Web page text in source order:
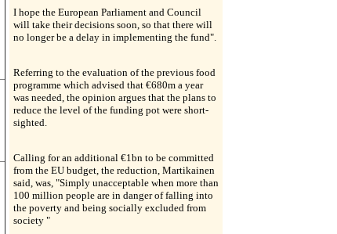
I hope the European Parliament and Council
will take their decisions soon, so that there will
no longer be a delay in implementing the fund".
Referring to the evaluation of the previous food
programme which advised that €680m a year
was needed, the opinion argues that the plans to
reduce the level of the funding pot were short-
sighted.
Calling for an additional €1bn to be committed
from the EU budget, the reduction, Martikainen
said, was, "Simply unacceptable when more than
100 million people are in danger of falling into
the poverty and being socially excluded from
society "